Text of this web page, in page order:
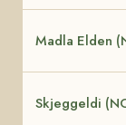
Madla Elden
Skjeggeldi